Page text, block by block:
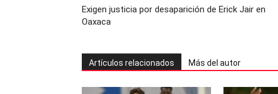
Exigen justicia por desaparición de Erick Jair en
Oaxaca
Artículos relacionados Más del autor